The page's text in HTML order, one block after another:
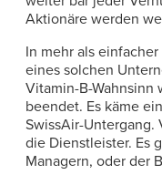
Aktionäre werden
In mehr als
eines solchen
Vitamin-B-
beendet. Es käme
SwissAir-Untergang.
die Dienstleister. Es
Managern, oder der